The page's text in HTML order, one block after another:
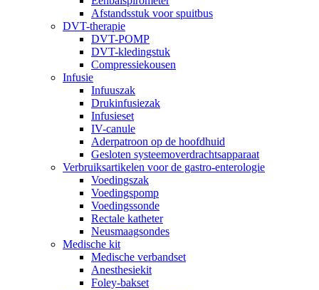
Afstandsstuk voor spuitbus
DVT-therapie
DVT-POMP
DVT-kledingstuk
Compressiekousen
Infusie
Infuuszak
Drukinfusiezak
Infusieset
IV-canule
Aderpatroon op de hoofdhuid
Gesloten systeemoverdrachtsapparaat
Verbruiksartikelen voor de gastro-enterologie
Voedingszak
Voedingspomp
Voedingssonde
Rectale katheter
Neusmaagsondes
Medische kit
Medische verbandset
Anesthesiekit
Foley-bakset